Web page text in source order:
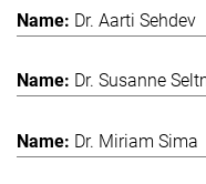
Dr. Aarti Sehdev
Dr. Susanne
Dr. Miriam Sima